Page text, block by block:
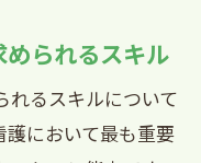
探すためのリソ
られるスキル
れるスキルについて
において最も重要